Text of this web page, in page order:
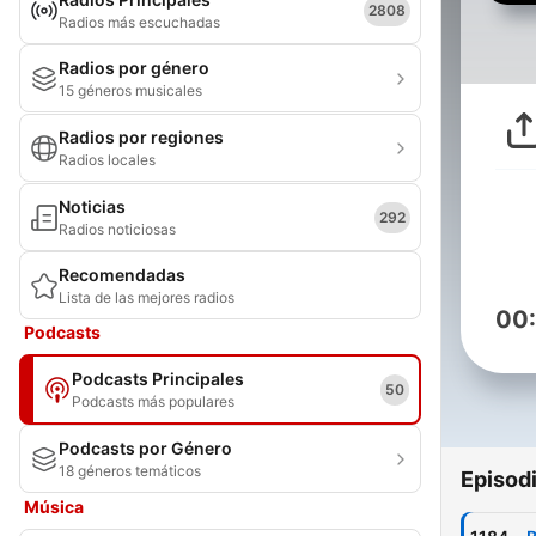
Radios más escuchadas
2808
Radios por género
15 géneros musicales
Radios por regiones
Radios locales
Noticias
Radios noticiosas
292
Recomendadas
Lista de las mejores radios
Podcasts
Podcasts Principales
Podcasts más populares
50
Podcasts por Género
18 géneros temáticos
Música